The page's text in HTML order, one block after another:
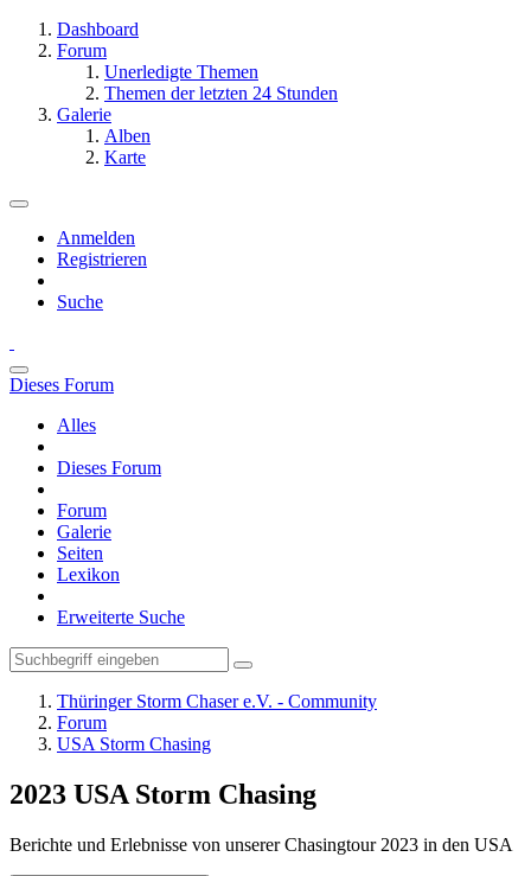
Dashboard
Forum
Unerledigte Themen
Themen der letzten 24 Stunden
Galerie
Alben
Karte
Anmelden
Registrieren
Suche
Dieses Forum
Alles
Dieses Forum
Forum
Galerie
Seiten
Lexikon
Erweiterte Suche
Thüringer Storm Chaser e.V. - Community
Forum
USA Storm Chasing
2023 USA Storm Chasing
Berichte und Erlebnisse von unserer Chasingtour 2023 in den USA